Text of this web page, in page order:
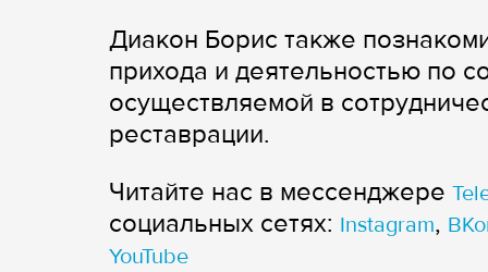
Диакон Борис также
прихода и деятельностью по
осуществляемой в
реставрации.
Читайте нас в мессенджере
cоциальных сетях: Instagram,
YouTube